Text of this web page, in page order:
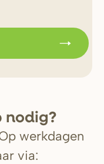
nodig?
werkdagen
via: